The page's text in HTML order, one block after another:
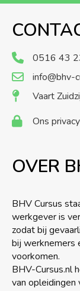
0516 43
info@bhv-
Vaart
Ons
OVER
BHV Cursus
werkgever is
zodat bij
bij werknemers
voorkomen.
BHV-Cursus.nl
van